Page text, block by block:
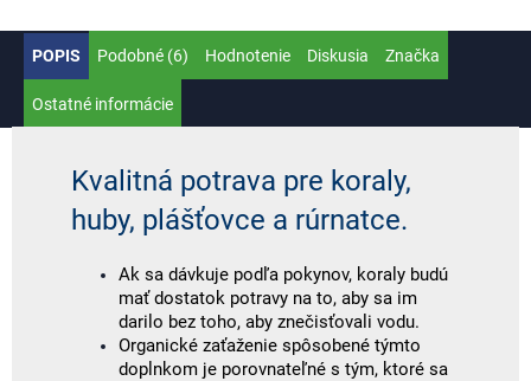
POPIS Podobné (6) Hodnotenie Diskusia Značka
Ostatné informácie
Kvalitná potrava pre koraly,
huby, plášťovce a rúrnatce.
Ak sa dávkuje podľa pokynov, koraly budú
mať dostatok potravy na to, aby sa im
darilo bez toho, aby znečisťovali vodu.
Organické zaťaženie spôsobené týmto
doplnkom je porovnateľné s tým, ktoré sa